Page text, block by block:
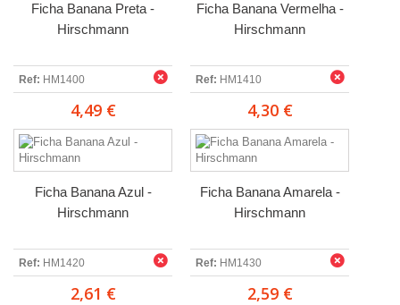
Ficha Banana Preta -
Hirschmann
Ref: HM1400
4,49 €
Ficha Banana Vermelha -
Hirschmann
Ref: HM1410
4,30 €
Ficha Banana Azul -
Hirschmann
Ref: HM1420
2,61 €
Ficha Banana Amarela -
Hirschmann
Ref: HM1430
2,59 €